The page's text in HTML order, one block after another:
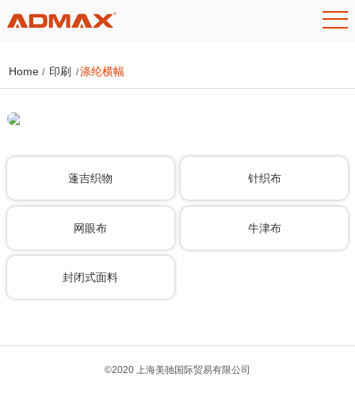
Home / 印刷 /涤纶横幅
蓬吉织物 针织布
网眼布 牛津布
封闭式面料
©2020 上海美驰国际贸易有限公司